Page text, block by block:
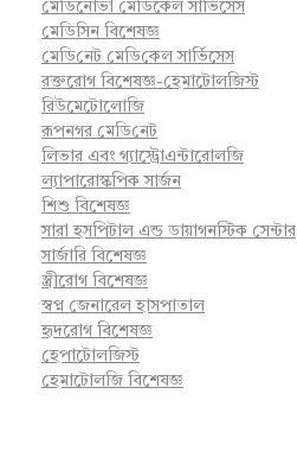
মেডিনোভা মেডিকেল সার্ভিসেস
মেডিসিন বিশেষজ্ঞ
মে‌ডি‌নেট মে‌ডি‌কেল সা‌র্ভিসেস
রক্তরোগ বিশেষজ্ঞ-হেমাটোলজিস্ট
রিউমেটোলোজি
রূপনগর মে‌ডি‌নেট
লিভার এবং গ্যাস্ট্রোএন্টারোলজি
ল্যাপারোস্কপিক সার্জন
শিশু বিশেষজ্ঞ
সারা হসপিটাল এন্ড ডায়াগনস্টিক সেন্টার
সার্জারি বিশেষজ্ঞ
স্ত্রীরোগ বিশেষজ্ঞ
স্বপ্ন জেনারেল হাসপাতাল
হৃদরোগ বিশেষজ্ঞ
হেপাটোলজিস্ট
হেমাটোলজি বিশেষজ্ঞ